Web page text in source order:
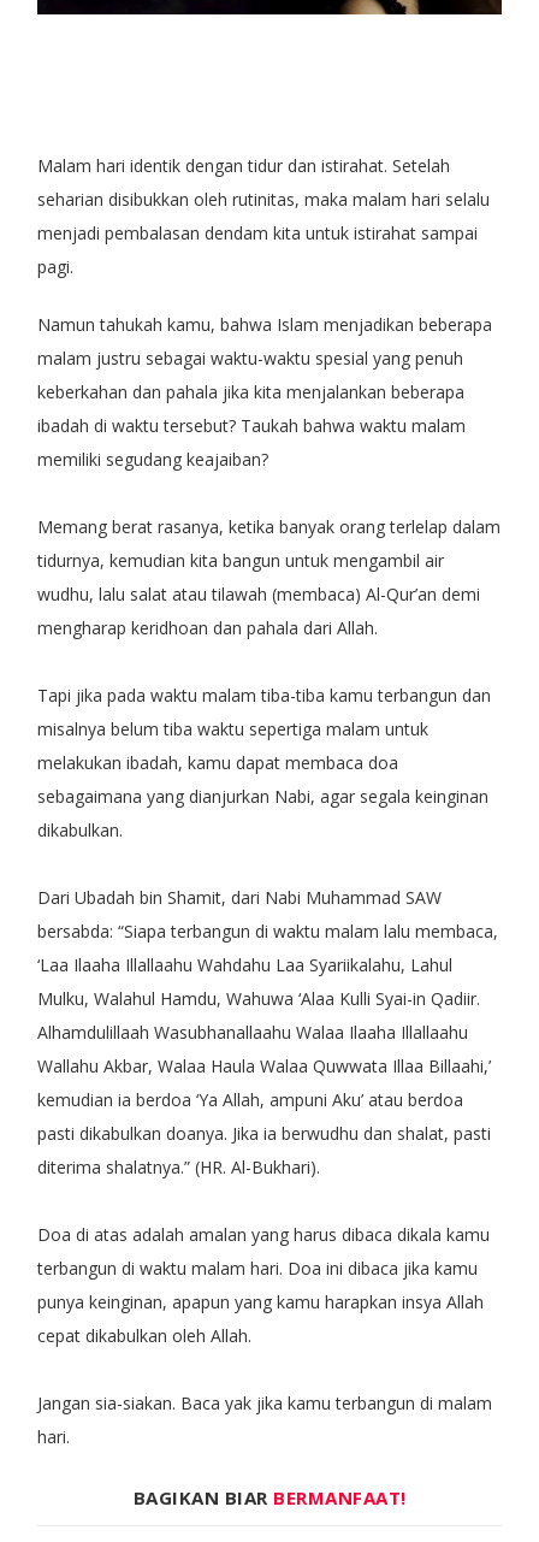
Malam hari identik dengan tidur dan istirahat. Setelah
seharian disibukkan oleh rutinitas, maka malam hari selalu
menjadi pembalasan dendam kita untuk istirahat sampai
pagi.
Namun tahukah kamu, bahwa Islam menjadikan beberapa
malam justru sebagai waktu-waktu spesial yang penuh
keberkahan dan pahala jika kita menjalankan beberapa
ibadah di waktu tersebut? Taukah bahwa waktu malam
memiliki segudang keajaiban?
Memang berat rasanya, ketika banyak orang terlelap dalam
tidurnya, kemudian kita bangun untuk mengambil air
wudhu, lalu salat atau tilawah (membaca) Al-Qur’an demi
mengharap keridhoan dan pahala dari Allah.
Tapi jika pada waktu malam tiba-tiba kamu terbangun dan
misalnya belum tiba waktu sepertiga malam untuk
melakukan ibadah, kamu dapat membaca doa
sebagaimana yang dianjurkan Nabi, agar segala keinginan
dikabulkan.
Dari Ubadah bin Shamit, dari Nabi Muhammad SAW
bersabda: “Siapa terbangun di waktu malam lalu membaca,
‘Laa Ilaaha Illallaahu Wahdahu Laa Syariikalahu, Lahul
Mulku, Walahul Hamdu, Wahuwa ‘Alaa Kulli Syai-in Qadiir.
Alhamdulillaah Wasubhanallaahu Walaa Ilaaha Illallaahu
Wallahu Akbar, Walaa Haula Walaa Quwwata Illaa Billaahi,’
kemudian ia berdoa ‘Ya Allah, ampuni Aku’ atau berdoa
pasti dikabulkan doanya. Jika ia berwudhu dan shalat, pasti
diterima shalatnya.” (HR. Al-Bukhari).
Doa di atas adalah amalan yang harus dibaca dikala kamu
terbangun di waktu malam hari. Doa ini dibaca jika kamu
punya keinginan, apapun yang kamu harapkan insya Allah
cepat dikabulkan oleh Allah.
Jangan sia-siakan. Baca yak jika kamu terbangun di malam
hari.
BAGIKAN BIAR BERMANFAAT!